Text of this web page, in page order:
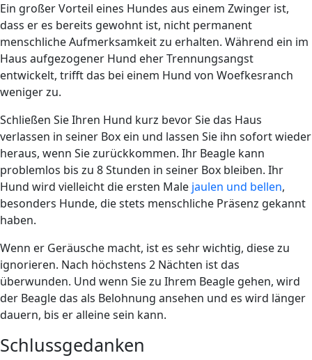
Ein großer Vorteil eines Hundes aus einem Zwinger ist,
dass er es bereits gewohnt ist, nicht permanent
menschliche Aufmerksamkeit zu erhalten. Während ein im
Haus aufgezogener Hund eher Trennungsangst
entwickelt, trifft das bei einem Hund von Woefkesranch
weniger zu.
Schließen Sie Ihren Hund kurz bevor Sie das Haus
verlassen in seiner Box ein und lassen Sie ihn sofort wieder
heraus, wenn Sie zurückkommen. Ihr Beagle kann
problemlos bis zu 8 Stunden in seiner Box bleiben. Ihr
Hund wird vielleicht die ersten Male jaulen und bellen,
besonders Hunde, die stets menschliche Präsenz gekannt
haben.
Wenn er Geräusche macht, ist es sehr wichtig, diese zu
ignorieren. Nach höchstens 2 Nächten ist das
überwunden. Und wenn Sie zu Ihrem Beagle gehen, wird
der Beagle das als Belohnung ansehen und es wird länger
dauern, bis er alleine sein kann.
Schlussgedanken